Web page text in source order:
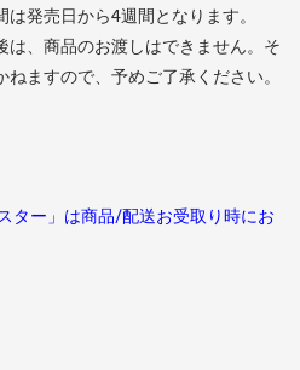
発売日から4週間となります。
、商品のお渡しはできません。そ
ますので、予めご了承ください。
ター」は商品/配送お受取り時にお